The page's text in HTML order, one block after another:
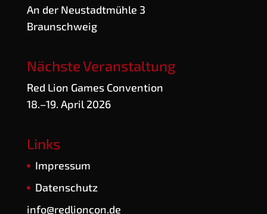
An der Neu­stadt­müh­le 3
Braunschweig
Nächste Veranstaltung
Red Lion Games Convention
18.–19. April 2026
Links
Impres­sum
Daten­schutz
info@redlioncon.de